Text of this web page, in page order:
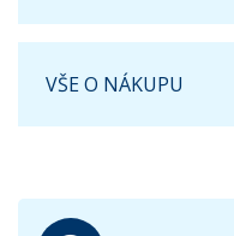
VŠE O NÁKUPU